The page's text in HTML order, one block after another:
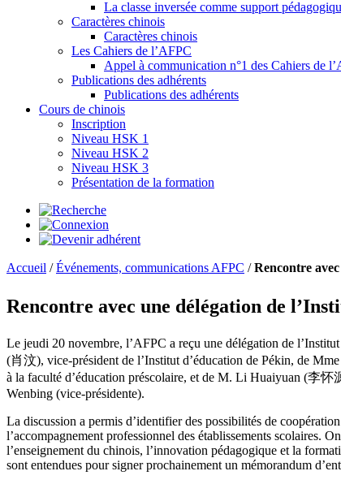
La classe inversée comme support
Caractères chinois
Caractères chinois
Les Cahiers de l’AFPC
Appel à communication n°1 des Cahiers de
Publications des adhérents
Publications des adhérents
Cours de chinois
Inscription
Niveau HSK 1
Niveau HSK 2
Niveau HSK 3
Présentation de la formation
Accueil /Événements, communications AFPC /Rencontre
Rencontre avec une délégation de
Le jeudi 20 novembre, l’AFPC a reçu une délégation de
(肖汶), vice-président de l’Institut d’éducation de Pékin, de
à la faculté d’éducation préscolaire, et de M. Li Huaiyuan (李怀
Wenbing (vice-présidente).
La discussion a permis d’identifier des possibilités de
l’accompagnement professionnel des établissements scolaires.
l’enseignement du chinois, l’innovation pédagogique et la
sont entendues pour signer prochainement un mémorandum